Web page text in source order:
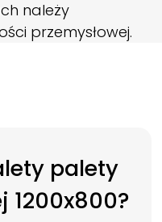
należy
przemysłowej.
palety
1200x800?